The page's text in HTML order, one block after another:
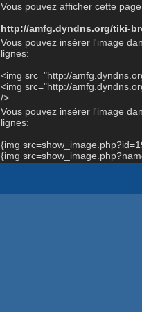
Vous pouvez afficher cette
http://amfg.dyndns.org/tiki-
Vous pouvez insérer l'image
lignes:
<img src="http://
<img src="http://
/>
Vous pouvez insérer l'image
lignes:
{img
{img